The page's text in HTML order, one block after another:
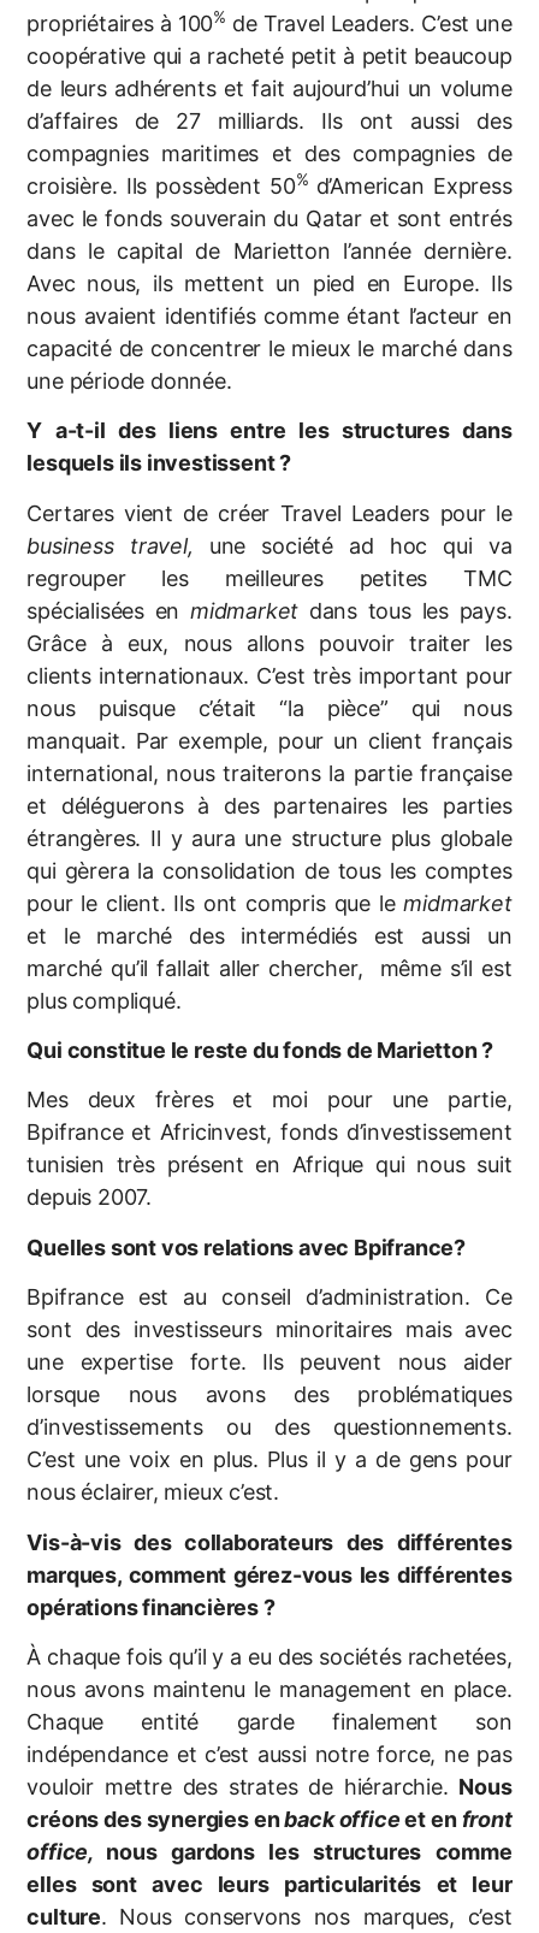
propriétaires à 100% de Travel Leaders. C’est une
coopérative qui a racheté petit à petit beaucoup
de leurs adhérents et fait aujourd’hui un volume
d’affaires de 27 milliards. Ils ont aussi des
compagnies maritimes et des compagnies de
croisière. Ils possèdent 50% d’American Express
avec le fonds souverain du Qatar et sont entrés
dans le capital de Marietton l’année dernière.
Avec nous, ils mettent un pied en Europe. Ils
nous avaient identifiés comme étant l’acteur en
capacité de concentrer le mieux le marché dans
une période donnée.
Y a-t-il des liens entre les structures dans
lesquels ils investissent ?
Certares vient de créer Travel Leaders pour le
business travel, une société ad hoc qui va
regrouper les meilleures petites TMC
spécialisées en midmarket dans tous les pays.
Grâce à eux, nous allons pouvoir traiter les
clients internationaux. C’est très important pour
nous puisque c’était “la pièce” qui nous
manquait. Par exemple, pour un client français
international, nous traiterons la partie française
et déléguerons à des partenaires les parties
étrangères. Il y aura une structure plus globale
qui gèrera la consolidation de tous les comptes
pour le client. Ils ont compris que lemidmarket
et le marché des intermédiés est aussi un
marché qu’il fallait aller chercher, même s’il est
plus compliqué.
Qui constitue le reste du fonds de Marietton ?
Mes deux frères et moi pour une partie,
Bpifrance et Africinvest, fonds d’investissement
tunisien très présent en Afrique qui nous suit
depuis 2007.
Quelles sont vos relations avec Bpifrance?
Bpifrance est au conseil d’administration. Ce
sont des investisseurs minoritaires mais avec
une expertise forte. Ils peuvent nous aider
lorsque nous avons des problématiques
d’investissements ou des questionnements.
C’est une voix en plus. Plus il y a de gens pour
nous éclairer, mieux c’est.
Vis-à-vis des collaborateurs des différentes
marques, comment gérez-vous les différentes
opérations financières ?
À chaque fois qu’il y a eu des sociétés rachetées,
nous avons maintenu le management en place.
Chaque entité garde finalement son
indépendance et c’est aussi notre force, ne pas
vouloir mettre des strates de hiérarchie. Nous
créons des synergies enback officeet en front
office, nous gardons les structures comme
elles sont avec leurs particularités et leur
culture. Nous conservons nos marques, c’est